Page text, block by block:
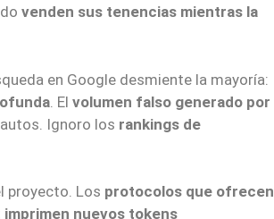
venden sus tenencias mientras la
en Google desmiente la mayoría:
. El volumen falso generado por
Ignoro los rankings de
proyecto. Los protocolos que ofrecen
imprimen nuevos tokens